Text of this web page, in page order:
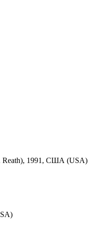
Reath), 1991, США (USA)